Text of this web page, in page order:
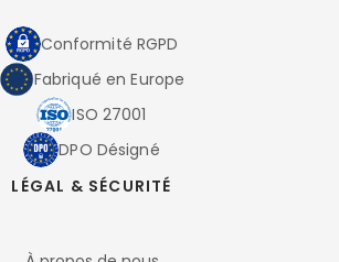
Conformité RGPD
Fabriqué en Europe
ISO 27001
DPO Désigné
LÉGAL & SÉCURITÉ